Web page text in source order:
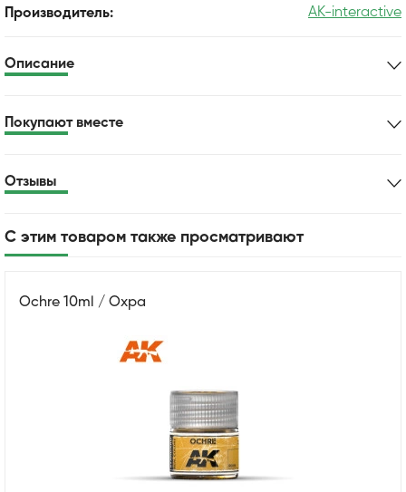
Производитель: AK-interactive
Описание
Покупают вместе
Отзывы
С этим товаром также просматривают
Ochre 10ml / Охра